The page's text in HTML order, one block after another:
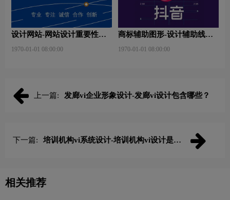
设计网站-网站设计重要性是
1970-01-01 08:00:00
商标辅助图形-设计辅助线是
1970-01-01 08:00:00
上一篇: 发廊vi企业形象设计-发廊vi设计包含哪些？
下一篇:
培训机构vi系统设计-培训机构vi设计是什
相关推荐